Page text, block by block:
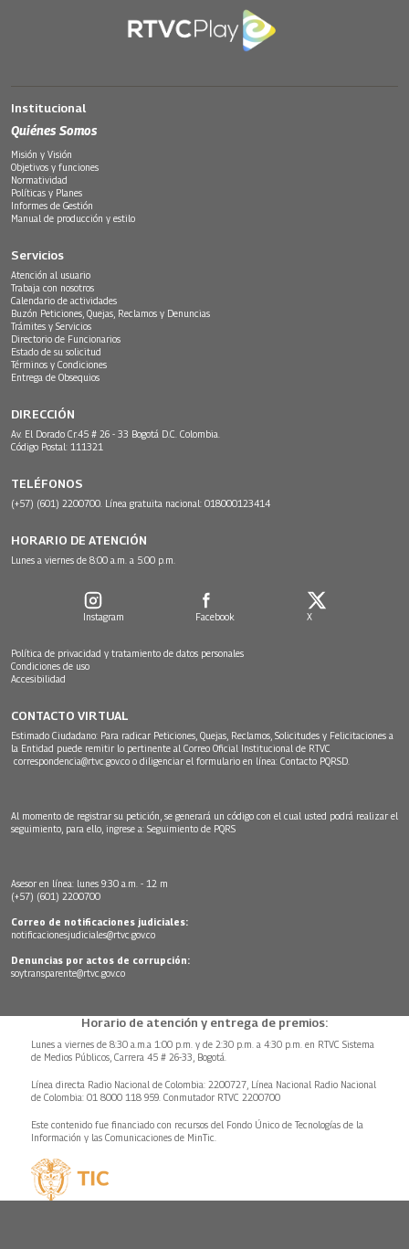
Institucional
Quiénes Somos
Misión y Visión
Objetivos y funciones
Normatividad
Políticas y Planes
Informes de Gestión
Manual de producción y estilo
Servicios
Atención al usuario
Trabaja con nosotros
Calendario de actividades
Buzón Peticiones, Quejas, Reclamos y Denuncias
Trámites y Servicios
Directorio de Funcionarios
Estado de su solicitud
Términos y Condiciones
Entrega de Obsequios
DIRECCIÓN
Av. El Dorado Cr.45 # 26 - 33 Bogotá D.C. Colombia.
Código Postal: 111321
TELÉFONOS
(+57) (601) 2200700. Línea gratuita nacional: 018000123414
HORARIO DE ATENCIÓN
Lunes a viernes de 8:00 a.m. a 5:00 p.m.
Instagram Facebook X
Política de privacidad y tratamiento de datos personales
Condiciones de uso
Accesibilidad
CONTACTO VIRTUAL
Estimado Ciudadano: Para radicar Peticiones, Quejas, Reclamos, Solicitudes y Felicitaciones a
la Entidad puede remitir lo pertinente al Correo Oficial Institucional de RTVC
correspondencia@rtvc.gov.co o diligenciar el formulario en línea: Contacto PQRSD.
Al momento de registrar su petición, se generará un código con el cual usted podrá realizar el
seguimiento, para ello, ingrese a: Seguimiento de PQRS
Asesor en línea: lunes 9:30 a.m. - 12 m
(+57) (601) 2200700
Correo de notificaciones judiciales:
notificacionesjudiciales@rtvc.gov.co
Denuncias por actos de corrupción:
soytransparente@rtvc.gov.co
Horario de atención y entrega de premios:
Lunes a viernes de 8:30 a.m.a 1:00 p.m. y de 2:30 p.m. a 4:30 p.m. en RTVC Sistema
de Medios Públicos, Carrera 45 # 26-33, Bogotá.
Línea directa Radio Nacional de Colombia: 2200727, Línea Nacional Radio Nacional
de Colombia: 01 8000 118 959. Conmutador RTVC 2200700
Este contenido fue financiado con recursos del Fondo Único de Tecnologías de la
Información y las Comunicaciones de MinTic.